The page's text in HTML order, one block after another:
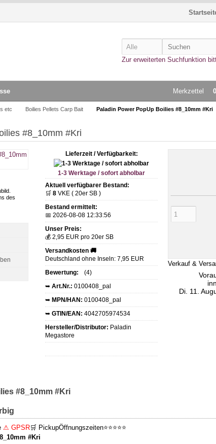
Zur erweiterten Suchfunktion
Merkzettel 0
etc Boilies Pellets Carp Bait Paladin Power PopUp Boilies #8_10mm #Kri
#8_10mm #Kri
des
Lieferzeit / Verfügbarkeit:
1-3 Werktage / sofort abholbar
Aktuell verfügbarer Bestand:
🛒 8VKE ( 20er SB )
Bestand ermittelt:
📅 2026-08-08 12:33:56
Unser Preis:
💰 2,95 EUR pro 20er SB
Versandkosten 🚚
Deutschland ohne Inseln: 7,95 EUR
Bewertung:
(4)
➥ Art.Nr.: 0100408_pal
➥ MPN/HAN: 0100408_pal
➥ GTIN/EAN: 4042705974534
Hersteller/Distributor: Paladin
Megastore
Verkauf &
Di. 11.
#8_10mm #Kri
⚠ GPSR🛒 PickupÖffnungszeiten⭐⭐⭐⭐⭐
#Kri